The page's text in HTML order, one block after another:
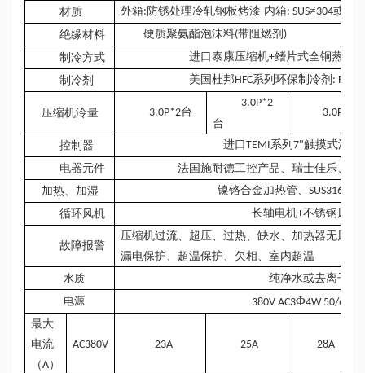
材质 外箱: 防锈处理冷轧钢板烤漆 内箱: SUS≠304或
绝缘材料
硬质聚氨酯泡沫料(带阻燃剂 )
制冷方式
进口泰康压缩机+鳍片式全铜蒸发器
制冷剂
美国杜邦HFC系列环保制冷剂 :
压缩机泠量 3.0P*2台
3.0P*2
台
3.0P*2
控制器 进口 TEMI系列 7"触摸式温湿
电器元件
法国施耐德工控产品、瑞士佳乐、台
加热、加湿
镍铬合金加热管、 SUS316
循环风机
长轴电机+不锈钢风轮
故障报警
压缩机过流、超压、过热、缺水、加热器无风空
漏电保护、超温保护、欠相、室内超温
水质
纯净水或去离子
电源
380V AC3Φ4W 50/60Hz
最大
电流
（A）
AC380V 23A 25A 28A